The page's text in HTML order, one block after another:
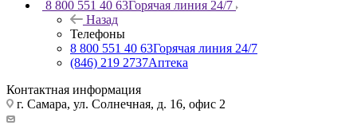
8 800 551 40 63Горячая линия 24/7
Назад
Телефоны
8 800 551 40 63Горячая линия 24/7
(846) 219 2737Аптека
Контактная информация
г. Самара, ул. Солнечная, д. 16, офис 2